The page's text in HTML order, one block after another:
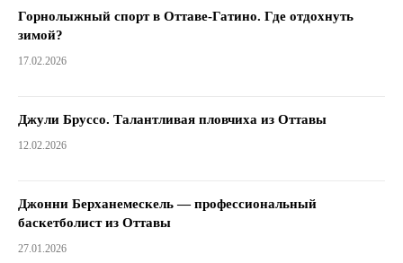
Горнолыжный спорт в Оттаве-Гатино. Где отдохнуть
зимой?
17.02.2026
Джули Бруссо. Талантливая пловчиха из Оттавы
12.02.2026
Джонни Берханемескель — профессиональный
баскетболист из Оттавы
27.01.2026